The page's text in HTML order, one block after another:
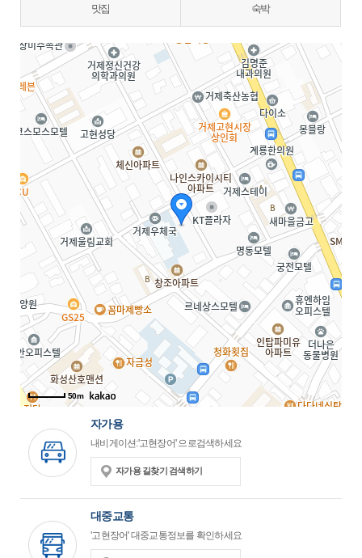
맛집 숙박
지도삽입 (가로100%)
50m
자가용
내비게이션:'고현장어' 으로검색하세요
자가용 길찾기 검색하기
대중교통
'고현장어' 대중교통정보를 확인하세요